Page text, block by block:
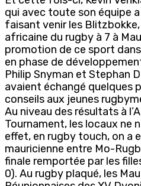
qui avec toute son équipe
faisant venir les
africaine du rugby à 7 à
promotion de ce sport
en phase de
Philip Snyman et Stephan
avaient échangé quelques
conseils aux jeunes
Au niveau des résultats à
Tournament, les locaux ne
effet, en rugby touch, on a
mauricienne entre Mo-
finale remportée par les
0). Au rugby plaqué, les